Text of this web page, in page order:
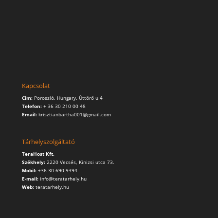
Kapcsolat
Cím: Poroszló, Hungary, Úttörő u 4
Telefon:+ 36 30 210 00 48
Email:krisztianbartha001@gmail.com
Tárhelyszolgáltató
TeraHost Kft.
Székhely: 2220 Vecsés, Kinizsi utca 73.
Mobil: +36 30 690 9394
E-mail: info@teratarhely.hu
Web: teratarhely.hu